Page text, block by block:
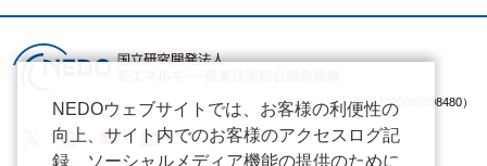
（法人番号 2020005008480）
NEDOウェブサイトでは、お客様の利便性の
向上、サイト内でのお客様のアクセスログ記
録、ソーシャルメディア機能の提供のために